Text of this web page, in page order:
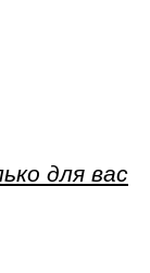
для вас